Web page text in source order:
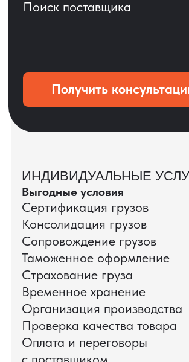
технической проверки
Оставить заявку
КЕЙС ПАО «РОСТЕЛЕКОМ»
ПАО «Ростелеком» доверяет нам полный
цикл международных поставок — от
поиска и проверки поставщиков до
доставки оборудования.
Мы обеспечили полный цикл работ:
проверку продукции, логистику,
таможенное оформление и контроль
сроков. В результате все товары были
доставлены точно в срок и без
дополнительных рисков.
PRO TORG — проверенный партнёр по
международной логистике для ведущих
федеральных компаний.